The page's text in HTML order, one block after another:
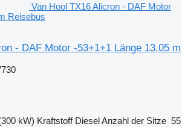
Van Hool TX16 Alicron - DAF Motor
Reisebus
- DAF Motor -53+1+1 Länge 13,05 m
kW) Kraftstoff DieselAnzahl der Sitze 55